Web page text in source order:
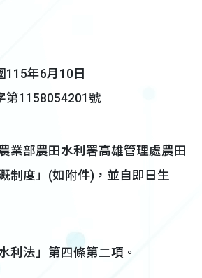
115年6月10日
第1158054201號
部農田水利署高雄管理處農田
制度」(如附件)，並自即日生
法」第四條第二項。